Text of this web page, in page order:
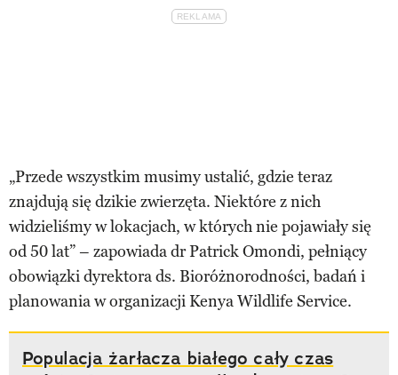
„Przede wszystkim musimy ustalić, gdzie teraz
znajdują się dzikie zwierzęta. Niektóre z nich
widzieliśmy w lokacjach, w których nie pojawiały się
od 50 lat” – zapowiada dr Patrick Omondi, pełniący
obowiązki dyrektora ds. Bioróżnorodności, badań i
planowania w organizacji Kenya Wildlife Service.
Populacja żarłacza białego cały czas